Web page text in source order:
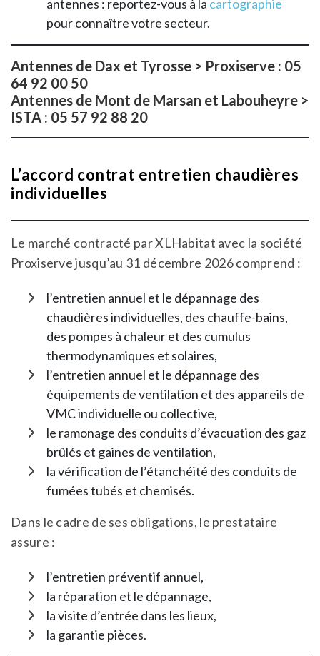
antennes : reportez-vous à la cartographie
pour connaître votre secteur.
Antennes de Dax et Tyrosse > Proxiserve : 05
64 92 00 50
Antennes de Mont de Marsan et Labouheyre >
ISTA : 05 57 92 88 20
L’accord contrat entretien chaudières
individuelles
Le marché contracté par XLHabitat avec la société
Proxiserve jusqu’au 31 décembre 2026 comprend :
l’entretien annuel et le dépannage des
chaudières individuelles, des chauffe-bains,
des pompes à chaleur et des cumulus
thermodynamiques et solaires,
l’entretien annuel et le dépannage des
équipements de ventilation et des appareils de
VMC individuelle ou collective,
le ramonage des conduits d’évacuation des gaz
brûlés et gaines de ventilation,
la vérification de l’étanchéité des conduits de
fumées tubés et chemisés.
Dans le cadre de ses obligations, le prestataire
assure :
l’entretien préventif annuel,
la réparation et le dépannage,
la visite d’entrée dans les lieux,
la garantie pièces.